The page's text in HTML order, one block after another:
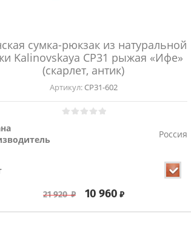
сумка-рюкзак из натуральной
Kalinovskaya СР31 рыжая «Ифе»
(скарлет, антик)
Артикул:СР31-602
Россия
21 920₽ 10 960 ₽